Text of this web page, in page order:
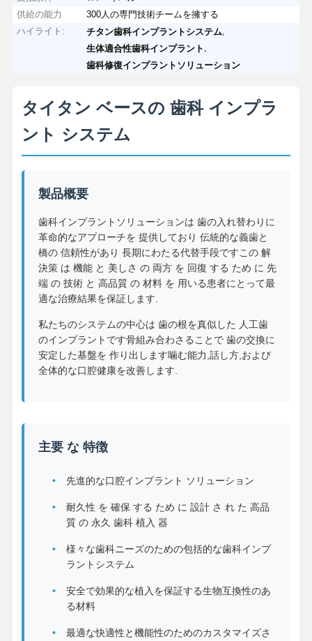
供給の能力
300人の専門技術チームを擁する
ハイライト:
チタン歯科インプラントシステム
生体適合性歯科インプラント
歯科修復インプラントソリューション
タイタン ベースの 歯科 インプラ
ント システム
製品概要
歯科インプラントソリューションは 歯の入れ替わりに
革命的なアプローチを 提供しており 伝統的な義歯と
橋の 信頼性があり 長期にわたる代替手段ですこの 解
決策 は 機能 と 美しさ の 両方 を 回復 する ため に 先
端 の 技術 と 高品質 の 材料 を 用いる患者にとって最
適な治療結果を保証します.
私たちのシステムの中心は 歯の根を真似した 人工歯
のインプラントです骨組み合わさることで 歯の交換に
安定した基盤を 作り出します噛む能力,話し方,および
全体的な口腔健康を改善します.
主要 な 特徴
先進的な口腔インプラント ソリューション
耐久性 を 確保 する ため に 設計 さ れ た 高品
質 の 永久 歯科 植入 器
様々な歯科ニーズのための包括的な歯科インプ
ラントシステム
安全で効果的な植入を保証する生物互換性のあ
る材料
最適な快適性と機能性のためのカスタマイズさ